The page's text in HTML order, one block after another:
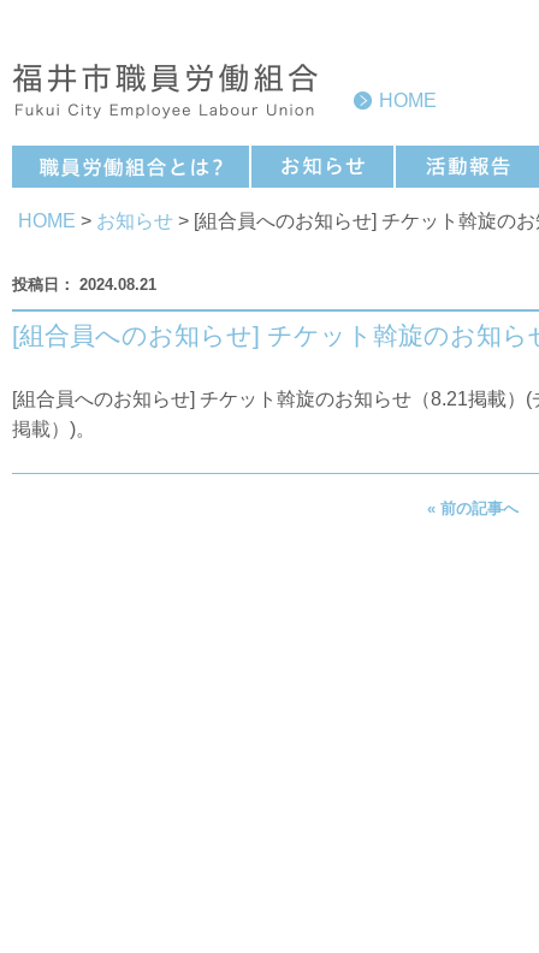
HOME
HOME > お知らせ > [組合員へのお知らせ] チケット斡旋の
2024.08.21
[組合員へのお知らせ] チケット斡旋のお知ら
[組合員へのお知らせ] チケット斡旋のお知らせ（8.21掲載）(
掲載） )。
« 前の記事へ